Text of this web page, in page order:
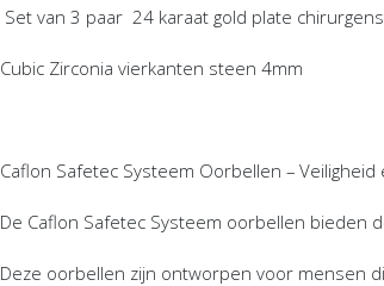
Set van 3 paar 24 karaat gold plate
Cubic Zirconia vierkanten steen 4mm
Caflon Safetec Systeem Oorbellen – Veiligheid
De Caflon Safetec Systeem oorbellen bieden
Deze oorbellen zijn ontworpen voor mensen